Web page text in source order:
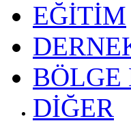
EĞİTİM
BÖLGE
DİĞER